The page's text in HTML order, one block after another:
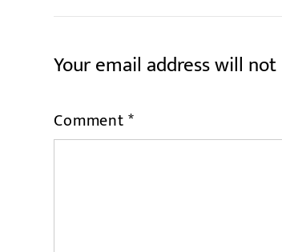
Your email address will
Comment*